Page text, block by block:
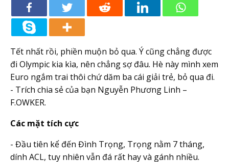
Tết nhất rồi, phiền muộn bỏ qua. Ý cũng chẳng được
đi Olympic kia kìa, nên chẳng sợ đâu. Hè này mình xem
Euro ngắm trai thôi chứ dăm ba cái giải trẻ, bỏ qua đi.
- Trích chia sẻ của bạn Nguyễn Phương Linh –
F.OWKER.
Các mặt tích cực
- Đầu tiên kể đến Đình Trọng, Trọng nằm 7 tháng,
dính ACL, tuy nhiên vẫn đá rất hay và gánh nhiều.